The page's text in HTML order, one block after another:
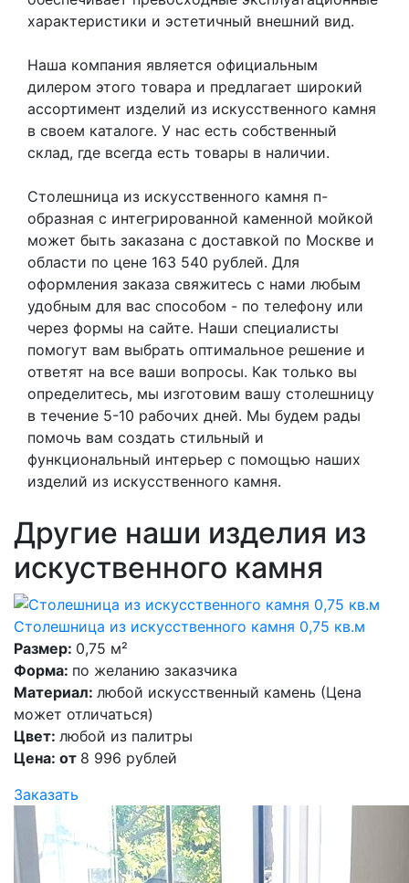
характеристики и эстетичный внешний вид.
Наша компания является официальным
дилером этого товара и предлагает широкий
ассортимент изделий из искусственного камня
в своем каталоге. У нас есть собственный
склад, где всегда есть товары в наличии.
Столешница из искусственного камня п-
образная с интегрированной каменной мойкой
может быть заказана с доставкой по Москве и
области по цене 163 540 рублей. Для
оформления заказа свяжитесь с нами любым
удобным для вас способом - по телефону или
через формы на сайте. Наши специалисты
помогут вам выбрать оптимальное решение и
ответят на все ваши вопросы. Как только вы
определитесь, мы изготовим вашу столешницу
в течение 5-10 рабочих дней. Мы будем рады
помочь вам создать стильный и
функциональный интерьер с помощью наших
изделий из искусственного камня.
Другие наши изделия из
искуственного камня
Столешница из искусственного камня 0,75 кв.м
Размер: 0,75 м²
Форма: по желанию заказчика
Материал: любой искусственный камень (Цена
может отличаться)
Цвет: любой из палитры
Цена: от 8 996 рублей
Заказать